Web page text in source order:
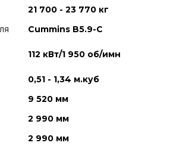
21 700 - 23 770 кг
Cummins B5.9-C
112 кВт/1 950 об/имн
0,51 - 1,34 м.куб
9 520 мм
2 990 мм
2 990 мм